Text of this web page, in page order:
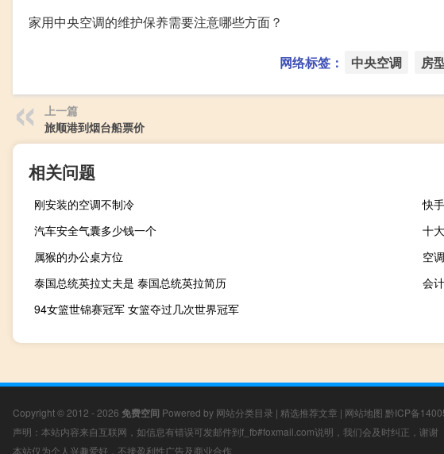
家用中央空调的维护保养需要注意哪些方面？
网络标签： 中央空调 房
上一篇
旅顺港到烟台船票价
相关问题
刚安装的空调不制冷
快
汽车安全气囊多少钱一个
十
属猴的办公桌方位
空
泰国总统英拉丈夫是 泰国总统英拉简历
会
94女篮世锦赛冠军 女篮夺过几次世界冠军
Copyright © 2012 - 2026 免费空间 Powered by 网站分类目录 | 精选推荐文章 | 网站地图 黔ICP备
声明：本站内容来自互联网，如信息有错误可发邮件到f_fb#foxmail.com说明，我们会及时纠正，谢谢
本站仅为个人兴趣爱好，不接盈利性广告及商业合作